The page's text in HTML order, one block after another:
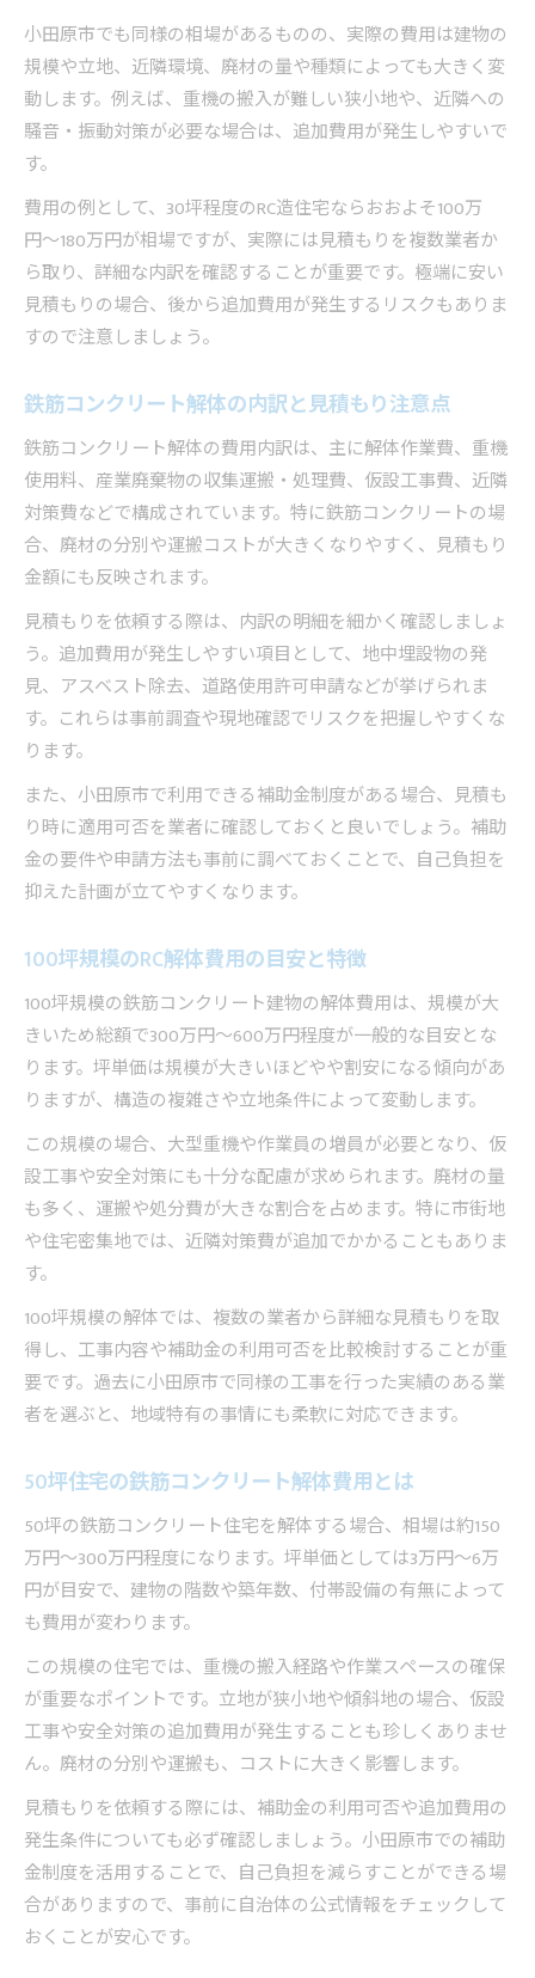
補助金活用と併用できる節約テクニック
付帯工事や残置物処分費の抑え方を解説
解体前に知っておきたい申請手続きの流れ
解体工事の申請に必要な書類と取得先一覧
現地調査や写真提出の手順と注意点
申請手続きでよくあるトラブル事例を解説
自治体への相談タイミングと注意事項
現実的な費用計画を立てるための注意点
見積書の内訳確認で解体費用の想定外防止
解体費用だけで終わらない関連コストの把握
費用の幅と追加料金発生リスクを把握する
費用計画で重視すべき優先ポイントとは
自己負担を減らすための賢い補助金活用術
補助金利用で解体費用を大幅に減らす方法
補助金制度の最新動向と申請時の注意点
解体業者選びで補助金申請をスムーズに進める
補助金と見積もり比較を活用した費用最適化
制度変更に備えた早めの情報収集の重要性
小田原市でも同様の相場があるものの、実際の費用は建物の
規模や立地、近隣環境、廃材の量や種類によっても大きく変
動します。例えば、重機の搬入が難しい狭小地や、近隣への
騒音・振動対策が必要な場合は、追加費用が発生しやすいで
す。
費用の例として、30坪程度のRC造住宅ならおおよそ100万
円〜180万円が相場ですが、実際には見積もりを複数業者か
ら取り、詳細な内訳を確認することが重要です。極端に安い
見積もりの場合、後から追加費用が発生するリスクもありま
すので注意しましょう。
鉄筋コンクリート解体の内訳と見積もり注意点
鉄筋コンクリート解体の費用内訳は、主に解体作業費、重機
使用料、産業廃棄物の収集運搬・処理費、仮設工事費、近隣
対策費などで構成されています。特に鉄筋コンクリートの場
合、廃材の分別や運搬コストが大きくなりやすく、見積もり
金額にも反映されます。
見積もりを依頼する際は、内訳の明細を細かく確認しましょ
う。追加費用が発生しやすい項目として、地中埋設物の発
見、アスベスト除去、道路使用許可申請などが挙げられま
す。これらは事前調査や現地確認でリスクを把握しやすくな
ります。
また、小田原市で利用できる補助金制度がある場合、見積も
り時に適用可否を業者に確認しておくと良いでしょう。補助
金の要件や申請方法も事前に調べておくことで、自己負担を
抑えた計画が立てやすくなります。
100坪規模のRC解体費用の目安と特徴
100坪規模の鉄筋コンクリート建物の解体費用は、規模が大
きいため総額で300万円〜600万円程度が一般的な目安とな
ります。坪単価は規模が大きいほどやや割安になる傾向があ
りますが、構造の複雑さや立地条件によって変動します。
この規模の場合、大型重機や作業員の増員が必要となり、仮
設工事や安全対策にも十分な配慮が求められます。廃材の量
も多く、運搬や処分費が大きな割合を占めます。特に市街地
や住宅密集地では、近隣対策費が追加でかかることもありま
す。
100坪規模の解体では、複数の業者から詳細な見積もりを取
得し、工事内容や補助金の利用可否を比較検討することが重
要です。過去に小田原市で同様の工事を行った実績のある業
者を選ぶと、地域特有の事情にも柔軟に対応できます。
50坪住宅の鉄筋コンクリート解体費用とは
50坪の鉄筋コンクリート住宅を解体する場合、相場は約150
万円〜300万円程度になります。坪単価としては3万円〜6万
円が目安で、建物の階数や築年数、付帯設備の有無によって
も費用が変わります。
この規模の住宅では、重機の搬入経路や作業スペースの確保
が重要なポイントです。立地が狭小地や傾斜地の場合、仮設
工事や安全対策の追加費用が発生することも珍しくありませ
ん。廃材の分別や運搬も、コストに大きく影響します。
見積もりを依頼する際には、補助金の利用可否や追加費用の
発生条件についても必ず確認しましょう。小田原市での補助
金制度を活用することで、自己負担を減らすことができる場
合がありますので、事前に自治体の公式情報をチェックして
おくことが安心です。